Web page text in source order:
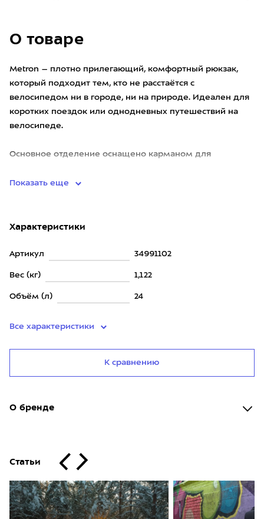
О товаре
Metron – плотно прилегающий, комфортный рюкзак,
который подходит тем, кто не расстаётся с
велосипедом ни в городе, ни на природе. Идеален для
коротких поездок или однодневных путешествий на
велосипеде.
Основное отделение оснащено карманом для
Показать еще
Характеристики
Артикул 34991102
Вес (кг) 1,122
Объём (л) 24
Все характеристики
К сравнению
О бренде
Статьи